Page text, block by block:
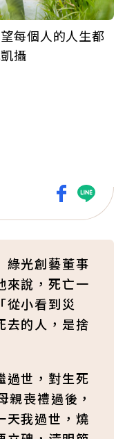
每個人的人生都
攝
綠光創藝董事
來說，死亡一
從小看到災
去的人，是捨
過世，對生死
親喪禮過後，
天我過世，燒